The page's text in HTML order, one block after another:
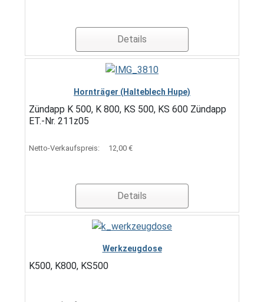
Details
Hornträger (Halteblech Hupe)
Zündapp K 500, K 800, KS 500, KS 600 Zündapp
ET.-Nr. 211z05
Netto-Verkaufspreis: 12,00 €
Details
Werkzeugdose
K500, K800, KS500